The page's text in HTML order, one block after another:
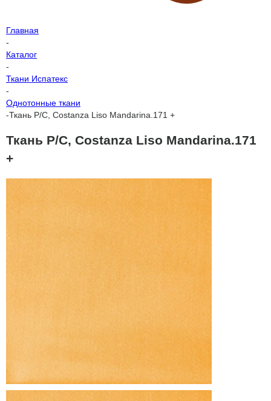
Главная
-
Каталог
-
Ткани Испатекс
-
Однотонные ткани
-Ткань P/C, Costanza Liso Mandarina.171 +
Ткань P/C, Costanza Liso Mandarina.171
+